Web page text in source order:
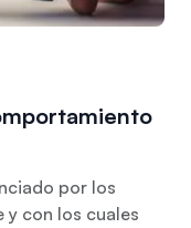
por los
y con los cuales